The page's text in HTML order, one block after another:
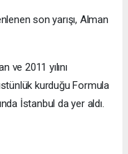
son yarışı, Alman
ve 2011 yılını
kurduğu Formula
İstanbul da yer aldı.